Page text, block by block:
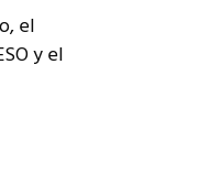
el
y el